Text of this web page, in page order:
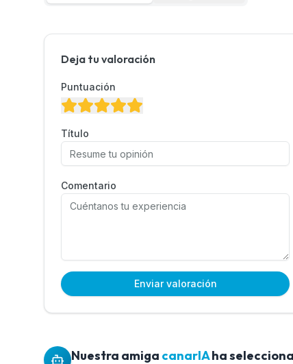
Deja tu valoración
Puntuación
Título
Comentario
Enviar valoración
Nuestra amiga canarIAha